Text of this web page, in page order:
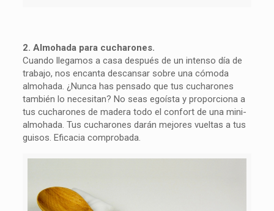
2. Almohada para cucharones.
Cuando llegamos a casa después de un intenso día de
trabajo, nos encanta descansar sobre una cómoda
almohada. ¿Nunca has pensado que tus cucharones
también lo necesitan? No seas egoísta y proporciona a
tus cucharones de madera todo el confort de una mini-
almohada. Tus cucharones darán mejores vueltas a tus
guisos. Eficacia comprobada.